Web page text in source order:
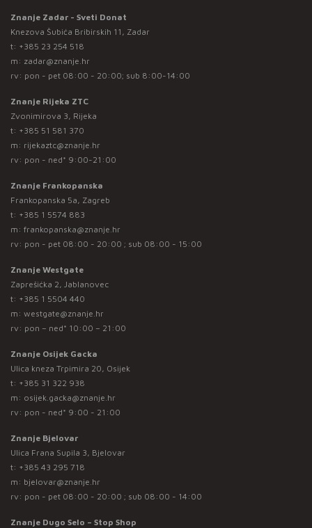
Znanje Zadar - Sveti Donat
Knezova Šubića Bribirskih 11, Zadar
t: +385 23 254 518
m: zadar@znanje.hr
rv: pon - pet 08:00 - 20:00; sub 8:00-14:00
Znanje Rijeka ZTC
Zvonimirova 3, Rijeka
t: +385 51 581 370
m: rijekaztc@znanje.hr
rv: pon - ned* 9:00-21:00
Znanje Frankopanska
Frankopanska 5a, Zagreb
t: +385 1 5574 883
m: frankopanska@znanje.hr
rv: pon - pet 08:00 - 20:00 ; sub 08:00 - 15:00
Znanje Westgate
Zaprešićka 2, Jablanovec
t: +385 1 5504 440
m: westgate@znanje.hr
rv: pon – ned* 10:00 – 21:00
Znanje Osijek Gacka
Ulica kneza Trpimira 20, Osijek
t: +385 31 322 938
m: osijek.gacka@znanje.hr
rv: pon - ned* 9:00 - 21:00
Znanje Bjelovar
Ulica Frana Supila 3, Bjelovar
t: +385 43 295 718
m: bjelovar@znanje.hr
rv: pon - pet 08:00 - 20:00 ; sub 08:00 - 14:00
Znanje Dugo Selo – Stop Shop